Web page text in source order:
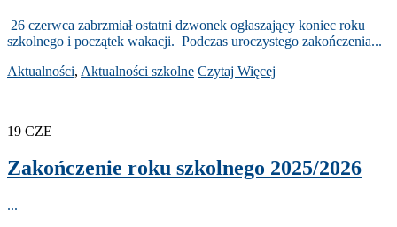
26 czerwca zabrzmiał ostatni dzwonek ogłaszający koniec roku
szkolnego i początek wakacji. Podczas uroczystego zakończenia...
Aktualności, Aktualności szkolne Czytaj Więcej
19 CZE
Zakończenie roku szkolnego 2025/2026
...